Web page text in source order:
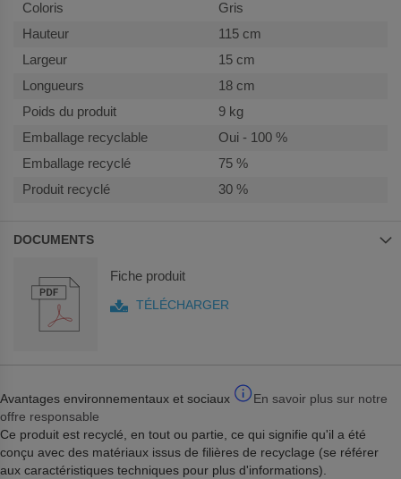
Gris
115 cm
15 cm
18 cm
9 kg
Oui - 100 %
75 %
30 %
DOCUMENTS
Fiche produit
TÉLÉCHARGER
Avantages environnementaux et sociaux
En savoir plus sur notre
offre responsable
Ce produit est recyclé, en tout ou partie, ce qui signifie qu'il a été
conçu avec des matériaux issus de filières de recyclage (se référer
aux caractéristiques techniques pour plus d'informations).